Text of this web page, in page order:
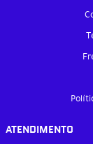
ATENDIMENTO